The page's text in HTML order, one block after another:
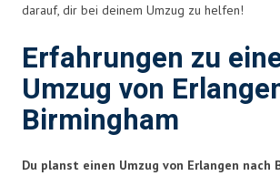
darauf, dir bei deinem Umzug zu helfen!
Erfahrungen zu
Umzug von
Birmingham
Du planst einen Umzug von Erlangen nach